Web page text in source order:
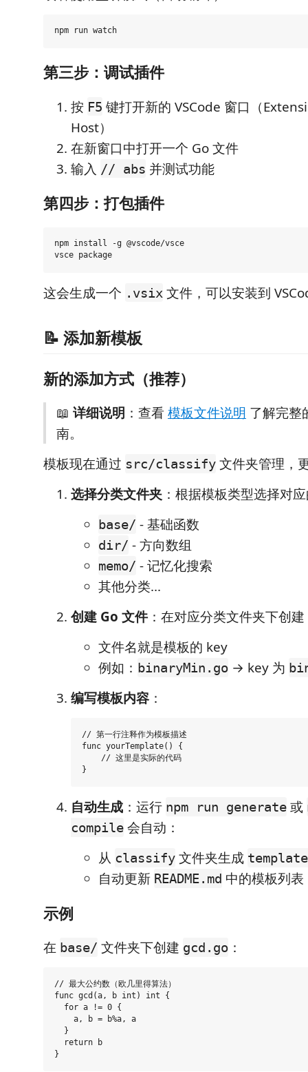
第三步：调试插件
按 F5 键打开新的 VSCode 窗口（
Host）
在新窗口中打开一个 Go 文件
输入 // abs 并测试功能
第四步：打包插件
npm install -g @vscode/vsce
这会生成一个 .vsix 文件，可以安装到
📝 添加新模板
新的添加方式（推荐）
📖 详细说明 ：查看模板文件说明 了解完整
南。
模板现在通过 src/classify 文件夹管理，
选择分类文件夹 ：根据模板类型选择对
base/ - 基础函数
dir/ - 方向数组
memo/ - 记忆化搜索
其他分类...
创建 Go 文件 ：在对应分类文件夹下创建
文件名就是模板的 key
例如： binaryMin.go → key 为
编写模板内容 ：
// 第一行注释作为模板描述
func yourTemplate() {
    // 这里是实际的代码
自动生成 ：运行 npm run generate 或
compile 会自动：
从 classify 文件夹生成
自动更新 README.md 中的模板列
示例
在 base/ 文件夹下创建 gcd.go ：
// 最大公约数（欧几里得算法）
func gcd(a, b int) int {
  for a != 0 {
    a, b = b%a, a
  }
  return b